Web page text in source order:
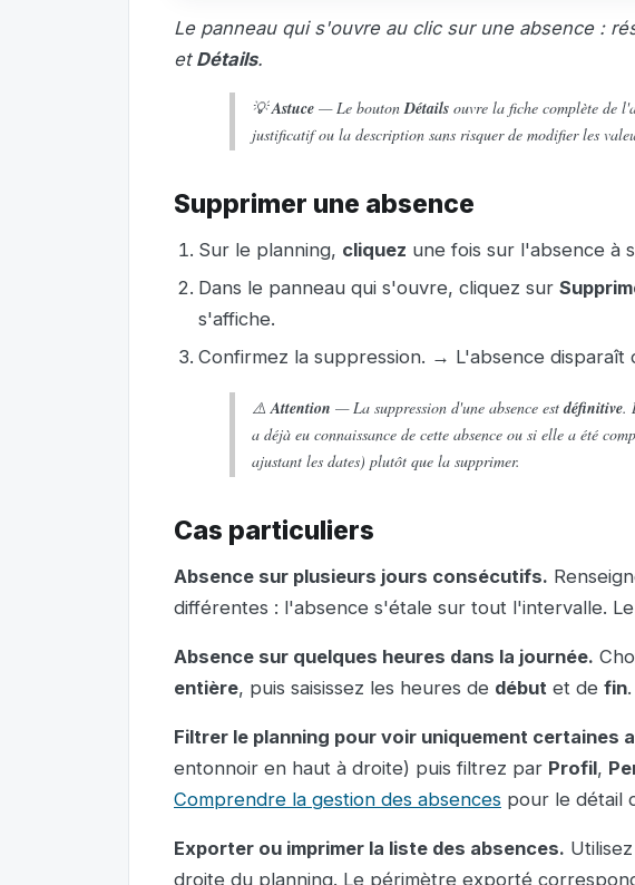
Le panneau qui s'ouvre au clic sur une absence :
et Détails.
💡Astuce — Le bouton Détails ouvre la fiche complète de
justificatif ou la description sans risquer de modifier les
Supprimer une absence
Sur le planning, cliquez une fois sur l'absence à
Dans le panneau qui s'ouvre, cliquez sur
s'affiche.
Confirmez la suppression. → L'absence disparaît
⚠️ Attention — La suppression d'une absence estdéfinitive.
a déjà eu connaissance de cette absence ou si elle a été
ajustant les dates) plutôt que la supprimer.
Cas particuliers
Absence sur plusieurs jours consécutifs.
différentes : l'absence s'étale sur tout l'intervalle.
Absence sur quelques heures dans la journée.
entière, puis saisissez les heures de début et de fin
Filtrer le planning pour voir uniquement certaines
entonnoir en haut à droite) puis filtrez par Profil,
Comprendre la gestion des absences pour le détail
Exporter ou imprimer la liste des absences.
droite du planning. Le périmètre exporté